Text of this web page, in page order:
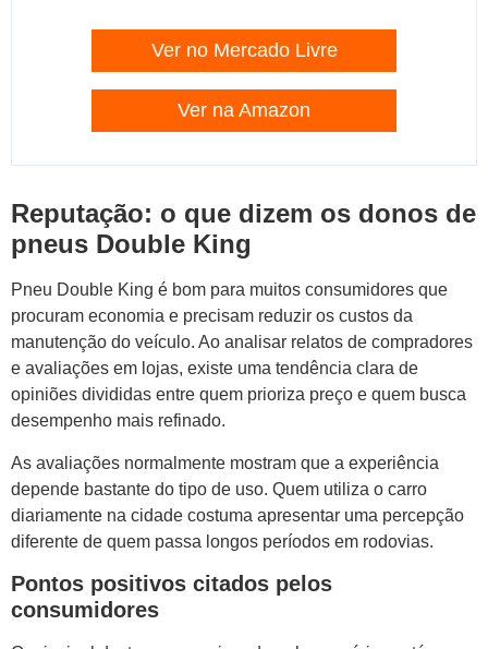
Ver no Mercado Livre
Ver na Amazon
Reputação: o que dizem os donos de
pneus Double King
Pneu Double King é bom para muitos consumidores que
procuram economia e precisam reduzir os custos da
manutenção do veículo. Ao analisar relatos de compradores
e avaliações em lojas, existe uma tendência clara de
opiniões divididas entre quem prioriza preço e quem busca
desempenho mais refinado.
As avaliações normalmente mostram que a experiência
depende bastante do tipo de uso. Quem utiliza o carro
diariamente na cidade costuma apresentar uma percepção
diferente de quem passa longos períodos em rodovias.
Pontos positivos citados pelos
consumidores